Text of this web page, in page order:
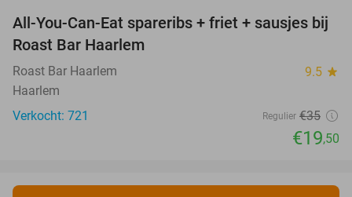
44%
All-You-Can-Eat spareribs + friet + sausjes bij
Roast Bar Haarlem
Roast Bar Haarlem 9.5 star
Haarlem
Verkocht: 721
Regulier €35
€19,50